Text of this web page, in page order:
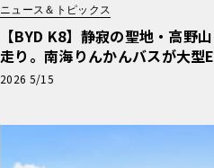
ニュース＆トピックス
【BYD K8】静寂の聖地・高野
走り。南海りんかんバスが大型
2026 5/15